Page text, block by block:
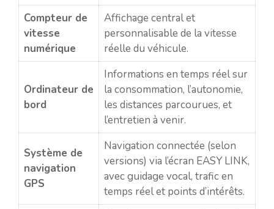
Compteur de
vitesse
numérique
Affichage central et
personnalisable de la vitesse
réelle du véhicule.
Ordinateur de
bord
Informations en temps réel sur
la consommation, l’autonomie,
les distances parcourues, et
l’entretien à venir.
Système de
navigation
GPS
Navigation connectée (selon
versions) via l’écran EASY LINK,
avec guidage vocal, trafic en
temps réel et points d’intérêts.